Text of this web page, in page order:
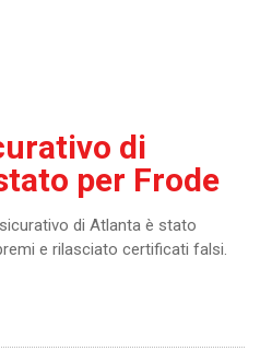
di
per Frode
di Atlanta è stato
e rilasciato certificati falsi.